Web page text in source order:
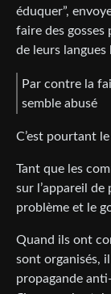
éduquer”,
faire des gosses
de leurs
Par contre la
semble abusé
C’est pourtant le
Tant que les
sur l’appareil
problème et le
Quand ils ont
sont organisés,
propagande